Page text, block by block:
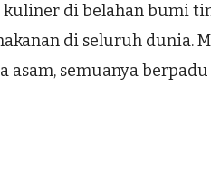
kuliner di belahan bumi
di seluruh dunia.
asam, semuanya